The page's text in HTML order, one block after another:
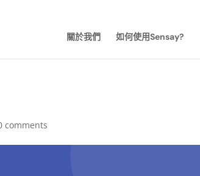
關於我們 如何使用Sensay?
comments